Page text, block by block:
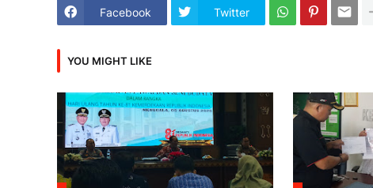
Facebook Twitter
YOU MIGHT LIKE